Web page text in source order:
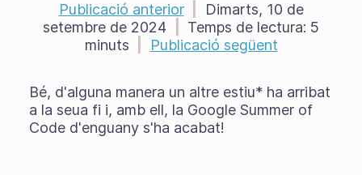
Publicació anterior
Dimarts, 10 de
setembre de 2024
Temps de lectura: 5
minuts
Publicació següent
Bé, d'alguna manera un altre estiu* ha arribat
a la seua fi i, amb ell, la Google Summer of
Code d'enguany s'ha acabat!